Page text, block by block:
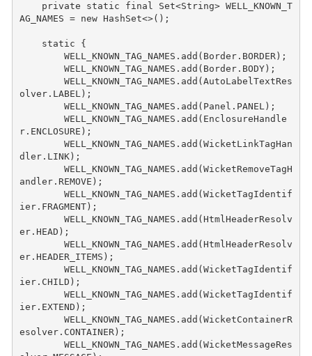
private
static final Set<String> WELL_KNOWN_T
AG_NAMES = new HashSet<>();
static
{
WELL_KNOWN_TAG_NAMES . add ( Border. BORDER);
WELL_KNOWN_TAG_NAMES . add ( Border. BODY);
WELL_KNOWN_TAG_NAMES . add ( AutoLabelTextRes
olver. LABEL);
WELL_KNOWN_TAG_NAMES . add ( Panel . PANEL);
WELL_KNOWN_TAG_NAMES . add ( EnclosureHandle
r. ENCLOSURE );
WELL_KNOWN_TAG_NAMES . add ( WicketLinkTagHan
dler. LINK);
WELL_KNOWN_TAG_NAMES . add ( WicketRemoveTagH
andler. REMOVE );
WELL_KNOWN_TAG_NAMES . add ( WicketTagIdentif
ier. FRAGMENT);
WELL_KNOWN_TAG_NAMES . add ( HtmlHeaderResolv
er. HEAD );
WELL_KNOWN_TAG_NAMES . add ( HtmlHeaderResolv
er. HEADER_ITEMS );
WELL_KNOWN_TAG_NAMES . add ( WicketTagIdentif
ier. CHILD );
WELL_KNOWN_TAG_NAMES . add ( WicketTagIdentif
ier. EXTEND );
WELL_KNOWN_TAG_NAMES . add ( WicketContainerR
esolver. CONTAINER);
WELL_KNOWN_TAG_NAMES . add ( WicketMessageRes